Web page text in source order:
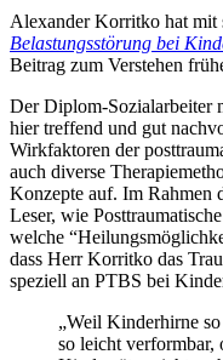
Alexander Korritko hat mit
Belastungsstörung bei
Beitrag zum Verstehen
Der Diplom-Sozialarbeiter
hier treffend und gut
Wirkfaktoren der
auch diverse
Konzepte auf. Im Rahmen
Leser, wie
welche
dass Herr Korritko das
speziell an PTBS bei
„Weil Kinderhirne
so leicht verformbar,